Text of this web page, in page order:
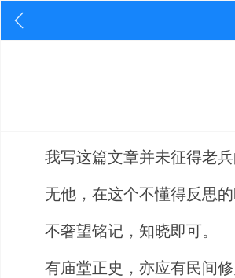
我写这篇文章并未征得老
无他，在这个不懂得反思
不奢望铭记，知晓即可。
有庙堂正史，亦应有民间